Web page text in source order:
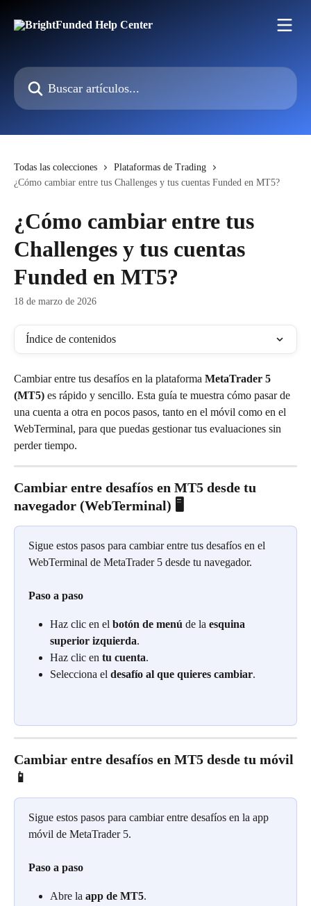
Buscar artículos...
Todas las colecciones
Plataformas de Trading
¿Cómo cambiar entre tus Challenges y tus cuentas Funded en MT5?
¿Cómo cambiar entre tus
Challenges y tus cuentas
Funded en MT5?
18 de marzo de 2026
Índice de contenidos
Cambiar entre tus desafíos en la plataforma MetaTrader 5
(MT5) es rápido y sencillo. Esta guía te muestra cómo pasar de
una cuenta a otra en pocos pasos, tanto en el móvil como en el
WebTerminal, para que puedas gestionar tus evaluaciones sin
perder tiempo.
Cambiar entre desafíos en MT5 desde tu
navegador (WebTerminal) 🖥️
Sigue estos pasos para cambiar entre tus desafíos en el
WebTerminal de MetaTrader 5 desde tu navegador.
Paso a paso
Haz clic en el botón de menú de la esquina
superior izquierda.
Haz clic en tu cuenta.
Selecciona el desafío al que quieres cambiar.
Cambiar entre desafíos en MT5 desde tu móvil
📱
Sigue estos pasos para cambiar entre desafíos en la app
móvil de MetaTrader 5.
Paso a paso
Abre la app de MT5.